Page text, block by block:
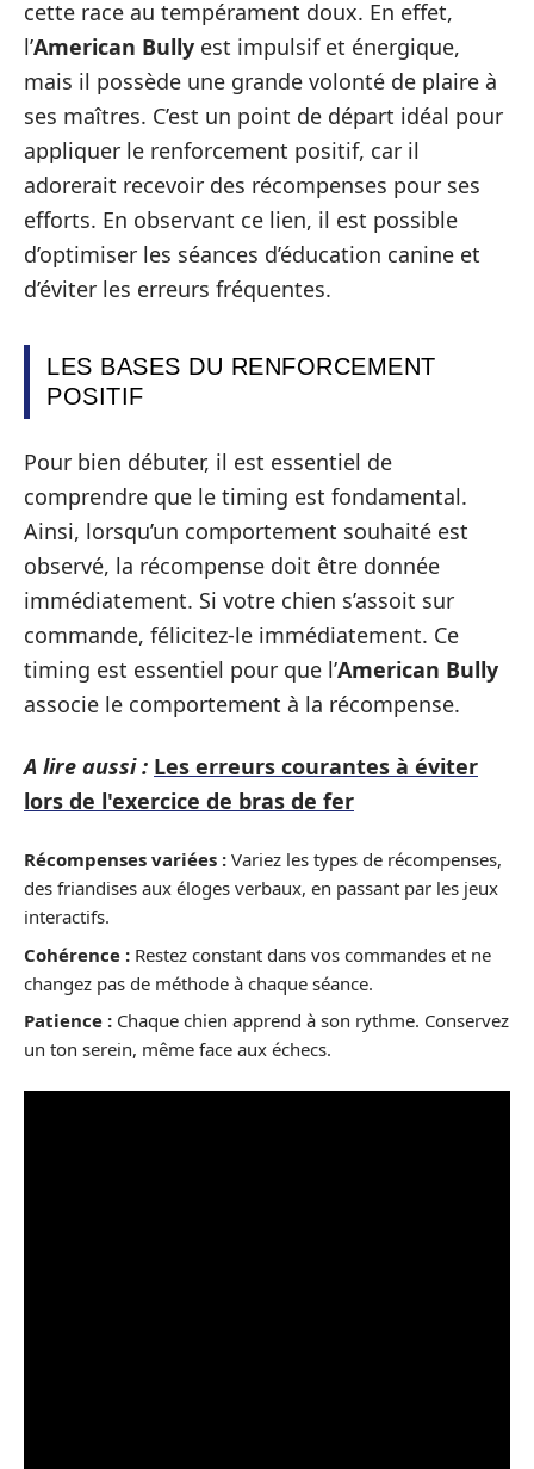
cette race au tempérament doux. En effet,
l’American Bully est impulsif et énergique,
mais il possède une grande volonté de plaire à
ses maîtres. C’est un point de départ idéal pour
appliquer le renforcement positif, car il
adorerait recevoir des récompenses pour ses
efforts. En observant ce lien, il est possible
d’optimiser les séances d’éducation canine et
d’éviter les erreurs fréquentes.
LES BASES DU RENFORCEMENT
POSITIF
Pour bien débuter, il est essentiel de
comprendre que le timing est fondamental.
Ainsi, lorsqu’un comportement souhaité est
observé, la récompense doit être donnée
immédiatement. Si votre chien s’assoit sur
commande, félicitez-le immédiatement. Ce
timing est essentiel pour que l’American Bully
associe le comportement à la récompense.
A lire aussi : Les erreurs courantes à éviter
lors de l'exercice de bras de fer
Récompenses variées : Variez les types de récompenses,
des friandises aux éloges verbaux, en passant par les jeux
interactifs.
Cohérence : Restez constant dans vos commandes et ne
changez pas de méthode à chaque séance.
Patience : Chaque chien apprend à son rythme. Conservez
un ton serein, même face aux échecs.